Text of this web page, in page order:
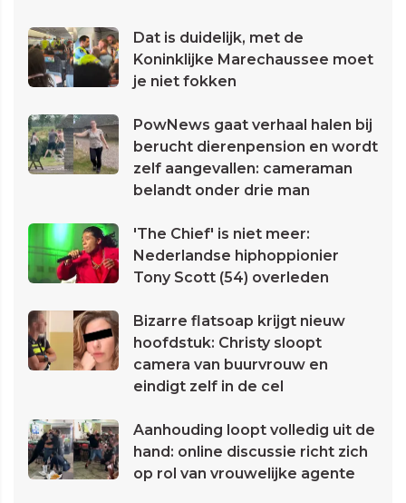
Dat is duidelijk, met de
Koninklijke Marechaussee moet
je niet fokken
PowNews gaat verhaal halen bij
berucht dierenpension en wordt
zelf aangevallen: cameraman
belandt onder drie man
'The Chief' is niet meer:
Nederlandse hiphoppionier
Tony Scott (54) overleden
Bizarre flatsoap krijgt nieuw
hoofdstuk: Christy sloopt
camera van buurvrouw en
eindigt zelf in de cel
Aanhouding loopt volledig uit de
hand: online discussie richt zich
op rol van vrouwelijke agente